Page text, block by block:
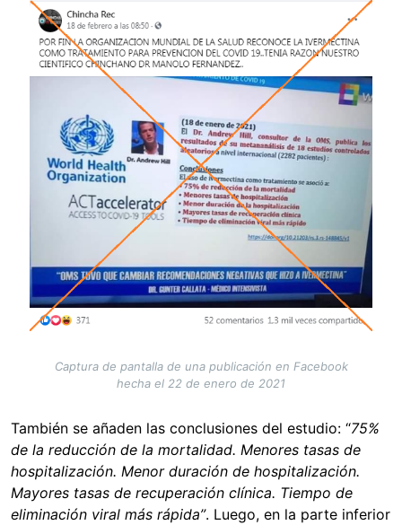
Image
Captura de pantalla de una publicación en Facebook
hecha el 22 de enero de 2021
También se añaden las conclusiones del estudio: “75%
de la reducción de la mortalidad. Menores tasas de
hospitalización. Menor duración de hospitalización.
Mayores tasas de recuperación clínica. Tiempo de
eliminación viral más rápida”. Luego, en la parte inferior